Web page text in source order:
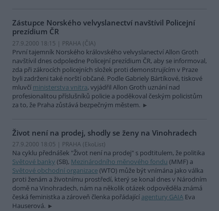
Zástupce Norského velvyslanectví navštívil Policejní
prezídium ČR
27.9.2000 18:15 | PRAHA (ČIA)
První tajemník Norského královského velvyslanectví Allon Groth
navštívil dnes odpoledne Policejní prezídium ČR, aby se informoval,
zda při zákrocích policejních složek proti demonstrujícím v Praze
byli zadrženi také norští občané. Podle Gabriely Bártíkové, tiskové
mluvčí ministerstva vnitra, vyjádřil Allon Groth uznání nad
profesionalitou příslušníků policie a poděkoval českým policistům
za to, že Praha zůstává bezpečným městem.
Život není na prodej, shodly se ženy na Vinohradech
27.9.2000 18:05 | PRAHA (EkoList)
Na cyklu přednášek "Život není na prodej" s podtitulem, že politika
Světové banky (SB), Mezinárodního měnového fondu (MMF) a
Světové obchodní organizace(WTO) může být vnímána jako válka
proti ženám a životnímu prostředí, který se konal dnes v Národním
domě na Vinohradech, nám na několik otázek odpověděla známá
česká feministka a zároveň členka pořádající agentury GAIA Eva
Hauserová.